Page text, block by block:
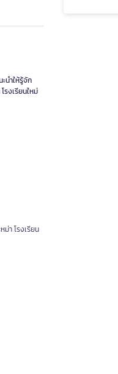
นำให้รู้จัก
รงเรียนใหม่
ม่า โรงเรียน